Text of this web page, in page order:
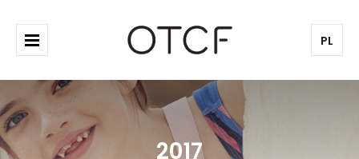
PL
2017